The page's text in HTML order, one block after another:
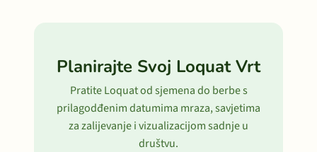
Planirajte Svoj Loquat Vrt
Pratite Loquat od sjemena do berbe s
prilagodđenim datumima mraza, savjetima
za zalijevanje i vizualizacijom sadnje u
društvu.